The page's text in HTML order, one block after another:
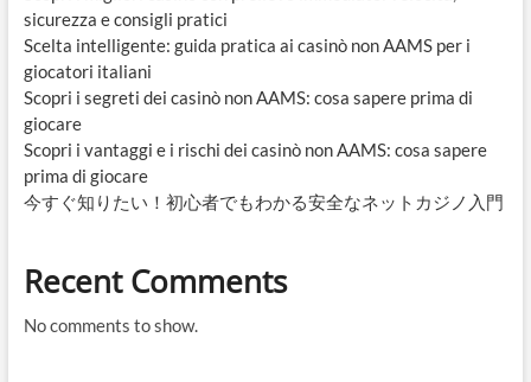
sicurezza e consigli pratici
Scelta intelligente: guida pratica ai casinò non AAMS per i
giocatori italiani
Scopri i segreti dei casinò non AAMS: cosa sapere prima di
giocare
Scopri i vantaggi e i rischi dei casinò non AAMS: cosa sapere
prima di giocare
今すぐ知りたい！初心者でもわかる安全なネットカジノ入門
Recent Comments
No comments to show.